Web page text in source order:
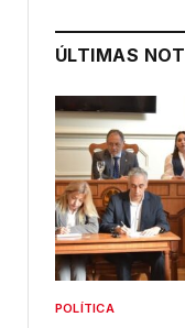
ÚLTIMAS
POLÍTICA